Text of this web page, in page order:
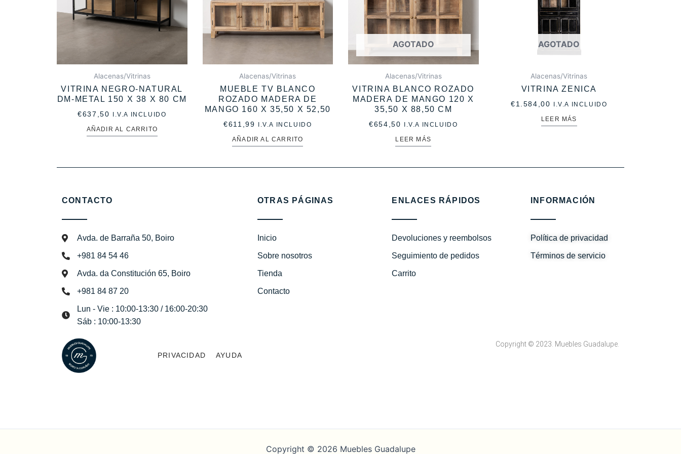
Alacenas/Vitrinas
VITRINA NEGRO-NATURAL
DM-METAL 150 X 38 X 80 CM
€637,50 I.V.A INCLUIDO
AÑADIR AL CARRITO
Alacenas/Vitrinas
MUEBLE TV BLANCO
ROZADO MADERA DE
MANGO 160 X 35,50 X 52,50
€611,99 I.V.A INCLUIDO
AÑADIR AL CARRITO
AGOTADO
Alacenas/Vitrinas
VITRINA BLANCO ROZADO
MADERA DE MANGO 120 X
35,50 X 88,50 CM
€654,50 I.V.A INCLUIDO
LEER MÁS
AGOTADO
Alacenas/Vitrinas
VITRINA ZENICA
€1.584,00 I.V.A INCLUIDO
LEER MÁS
CONTACTO
Avda. de Barraña 50, Boiro
+981 84 54 46
Avda. da Constitución 65, Boiro
+981 84 87 20
Lun - Vie : 10:00-13:30 / 16:00-20:30
Sáb : 10:00-13:30
OTRAS PÁGINAS
Inicio
Sobre nosotros
Tienda
Contacto
ENLACES RÁPIDOS
Devoluciones y reembolsos
Seguimiento de pedidos
Carrito
INFORMACIÓN
Política de privacidad
Términos de servicio
PRIVACIDAD AYUDA
Copyright © 2023. Muebles Guadalupe.
Copyright © 2026 Muebles Guadalupe